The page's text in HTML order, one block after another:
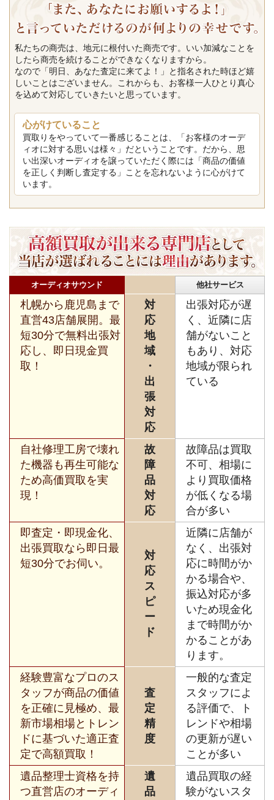
私たちの商売は、地元に根付いた商売です。いい加減なことを
したら商売を続けることができなくなりますから。
なので「明日、あなた査定に来てよ！」と指名された時ほど嬉
しいことはございません。これからも、お客様一人ひとり真心
を込めて対応していきたいと思っています。
心がけていること
買取りをやっていて一番感じることは、「お客様のオーデ
ィオに対する思いは様々」だということです。だから、思
い出深いオーディオを譲っていただく際には「商品の価値
を正しく判断し査定する」ことを忘れないように心がけて
います。
オーディオサウンド 他社サービス
札幌から鹿児島まで
直営43店舗展開。最
短30分で無料出張対
応し、即日現金買
取！
対
応
地
域
・
出
張
対
応
出張対応が遅
く、近隣に店
舗がないこと
もあり、対応
地域が限られ
ている
自社修理工房で壊れ
た機器も再生可能な
ため高価買取を実
現！
故
障
品
対
応
故障品は買取
不可、相場に
より買取価格
が低くなる場
合が多い
即査定・即現金化、
出張買取なら即日最
短30分でお伺い。
対
応
ス
ピ
ー
ド
近隣に店舗が
なく、出張対
応に時間がか
かる場合や、
振込対応が多
いため現金化
まで時間がか
かることがあ
ります。
経験豊富なプロのス
タッフが商品の価値
を正確に見極め、最
新市場相場とトレン
ドに基づいた適正査
定で高額買取！
査
定
精
度
一般的な査定
スタッフによ
る評価で、ト
レンドや相場
の更新が遅い
ことが多い
遺品整理士資格を持
つ直営店のオーディ
遺
品
遺品買取の経
験がないスタ